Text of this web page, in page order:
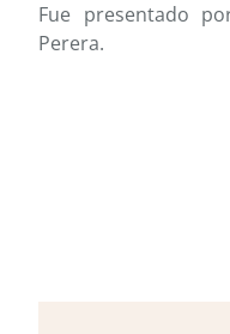
Fue presentado
Perera.